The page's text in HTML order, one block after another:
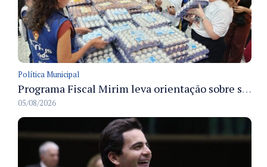
Política Municipal
Programa Fiscal Mirim leva orientação sobre segurança alimentar a alunos da rede municipal de Manaus
05/08/2026